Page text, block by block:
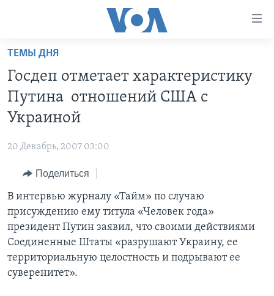
Перейти
основной
контент
Перейти
основной
навигации
Перейти
поиск
ПРОГРАММЫ
ИТОГИ
ПОЧЕМУ ЭТО ВАЖНО?
ДИСКУССИЯ VOA
ДЕТАЛИ
НЬЮ-ЙОРК NEW YORK
АМЕРИКА. БОЛЬШОЕ ПУТЕШЕСТВИЕ
ПРОЕКТЫ
НАША АМЕРИКАНСКАЯ ИСТОРИЯ
А КАК В АМЕРИКЕ?
АРТЕФАКТЫ
АМЕРИКАНСКИЕ ГОРОДКИ
ТЕСТЫ
ИНТЕРВЬЮ
ФАКТЫ ПРОТИВ ФЕЙКОВ
ЗА СВОБОДУ ПРЕССЫ
УЧИМ АНГЛИЙСКИЙ
ВИДЕО
ПОДПИСКА НА НОВОСТИ
ТЕМЫ ДНЯ
Госдеп отметает характеристику
Путина отношений США с
Украиной
20 Декабрь, 2007 03:00
Поделиться
В интервью журналу «Тайм» по случаю
присуждению ему титула «Человек года»
президент Путин заявил, что своими действиями
Соединенные Штаты «разрушают Украину, ее
территориальную целостность и подрывают ее
суверенитет».